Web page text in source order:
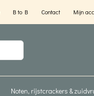
B to B Contact Mijn
Noten, rijstcrackers &